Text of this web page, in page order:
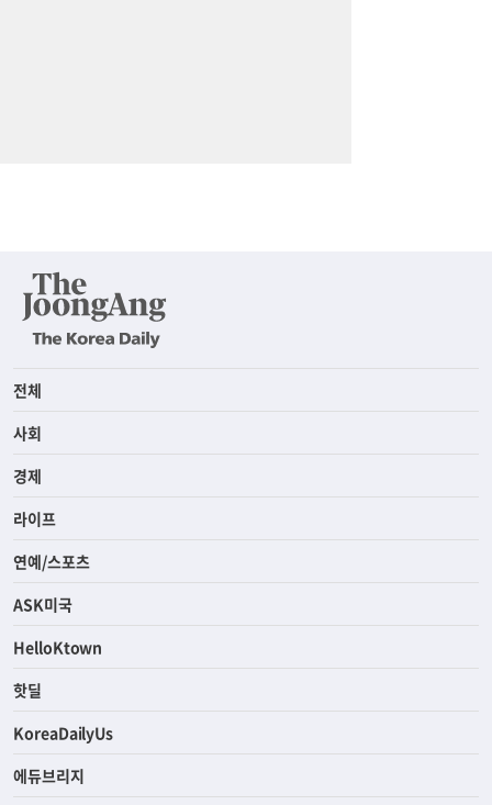
전체
사회
경제
라이프
연예/스포츠
ASK미국
HelloKtown
핫딜
KoreaDailyUs